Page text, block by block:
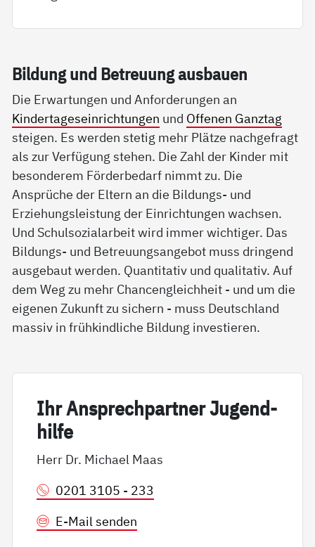
Bil­dung und Be­t­reu­ung aus­bau­en
Die Erwartungen und Anforderungen an
Kindertageseinrichtungen und Offenen Ganztag
steigen. Es werden stetig mehr Plätze nachgefragt
als zur Verfügung stehen. Die Zahl der Kinder mit
besonderem Förderbedarf nimmt zu. Die
Ansprüche der Eltern an die Bildungs- und
Erziehungsleistung der Einrichtungen wachsen.
Und Schulsozialarbeit wird immer wichtiger. Das
Bildungs- und Betreuungsangebot muss dringend
ausgebaut werden. Quantitativ und qualitativ. Auf
dem Weg zu mehr Chancengleichheit - und um die
eigenen Zukunft zu sichern - muss Deutschland
massiv in frühkindliche Bildung investieren.
Ihr An­sp­rech­part­ner Ju­gend­
hil­fe
Herr Dr. Michael Maas
0201 3105 - 233
E-Mail senden